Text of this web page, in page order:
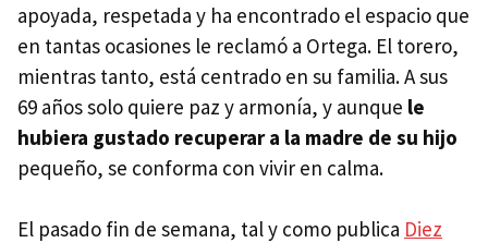
apoyada, respetada y ha encontrado el espacio que
en tantas ocasiones le reclamó a Ortega. El torero,
mientras tanto, está centrado en su familia. A sus
69 años solo quiere paz y armonía, y aunque le
hubiera gustado recuperar a la madre de su hijo
pequeño, se conforma con vivir en calma.
El pasado fin de semana, tal y como publica Diez